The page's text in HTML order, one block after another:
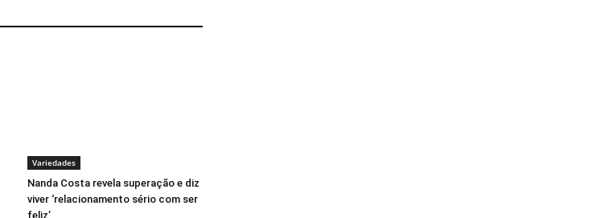
Variedades
Nanda Costa revela superação e diz
viver ‘relacionamento sério com ser
feliz’